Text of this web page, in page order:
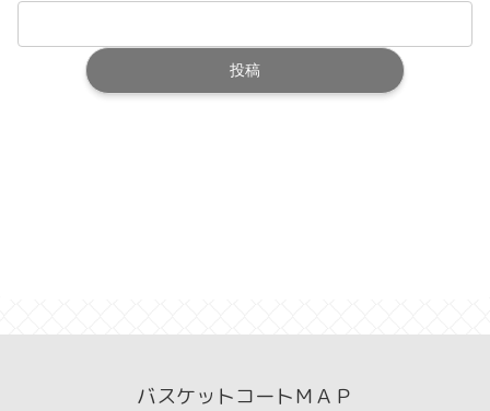
バスケットコートＭＡＰ